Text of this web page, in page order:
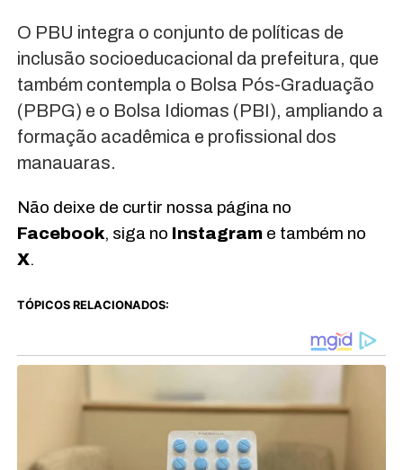
O PBU integra o conjunto de políticas de
inclusão socioeducacional da prefeitura, que
também contempla o Bolsa Pós-Graduação
(PBPG) e o Bolsa Idiomas (PBI), ampliando a
formação acadêmica e profissional dos
manauaras.
Não deixe de curtir nossa página no
Facebook, siga no Instagrame também no
X.
TÓPICOS RELACIONADOS: